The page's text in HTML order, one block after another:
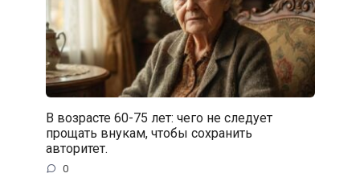
В возрасте 60-75 лет: чего не следует
прощать внукам, чтобы сохранить
авторитет.
0